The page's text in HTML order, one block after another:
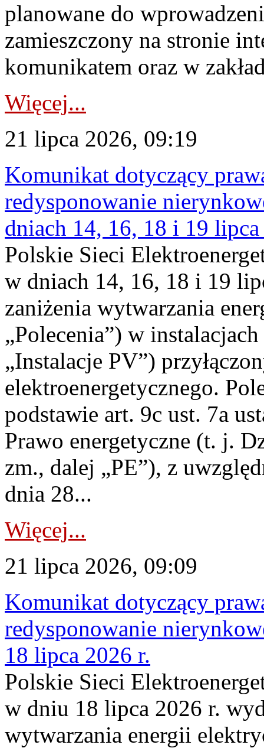
planowane do
zamieszczony na stronie
komunikatem oraz w
Więcej...
21 lipca 2026, 09:19
Komunikat dotyczący
redysponowanie
dniach 14, 16, 18 i 19
Polskie Sieci
w dniach 14, 16, 18 i 19
zaniżenia wytwarzania
„Polecenia”) w
„Instalacje PV”)
elektroenergetycznego.
podstawie art. 9c ust. 7a
Prawo energetyczne (t. j.
zm., dalej „PE”), z
dnia 28...
Więcej...
21 lipca 2026, 09:09
Komunikat dotyczący
redysponowanie
18 lipca 2026 r.
Polskie Sieci
w dniu 18 lipca 2026 r.
wytwarzania energii